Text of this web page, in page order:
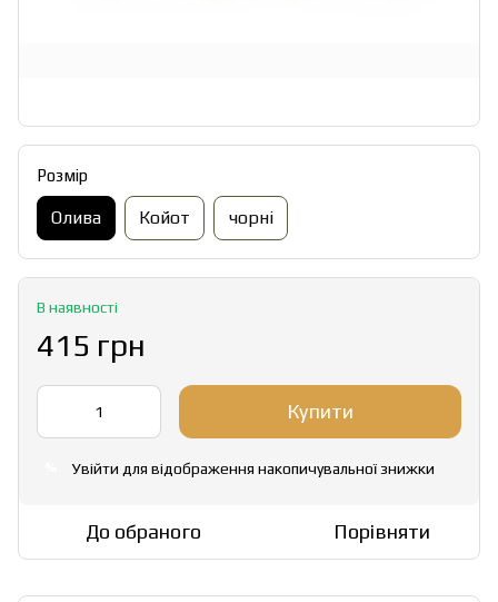
Розмір
Олива Койот чорні
В наявності
415 грн
Купити
Увійти для відображення накопичувальної знижки
До обраного Порівняти